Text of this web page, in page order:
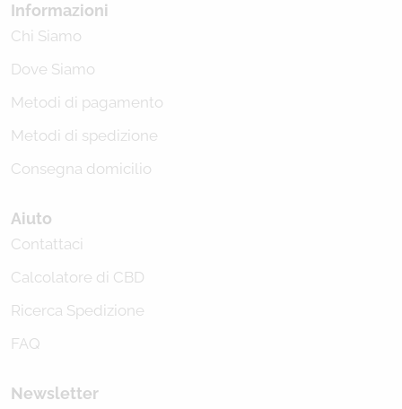
Informazioni
Chi Siamo
Dove Siamo
Metodi di pagamento
Metodi di spedizione
Consegna domicilio
Aiuto
Contattaci
Calcolatore di CBD
Ricerca Spedizione
FAQ
Newsletter